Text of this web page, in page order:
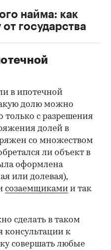
найма: как
государства
в ипотечной
долю можно
только с разрешения
долей в
со множеством
ли объект в
оформлена
или долевая),
созаемщиками и так
сделать в таком
консультации к
совершать любые